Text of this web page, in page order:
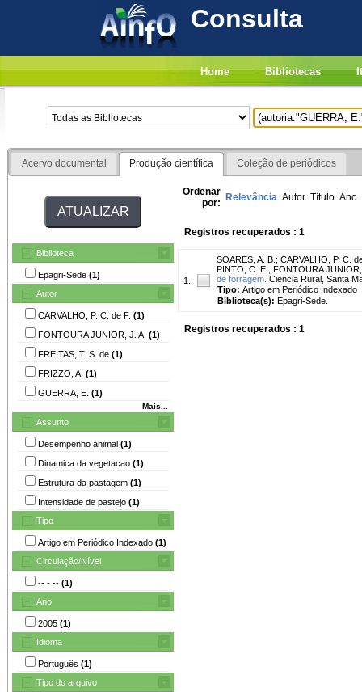
Consulta
Home Bibliotecas
Acervo documental Produção científica Coleção de periódicos
Biblioteca
Epagri-Sede (1)
Autor
CARVALHO, P. C. de F. (1)
FONTOURA JUNIOR, J. A. (1)
FREITAS, T. S. de (1)
FRIZZO, A. (1)
GUERRA, E. (1)
Mais...
Assunto
Desempenho animal (1)
Dinamica da vegetacao (1)
Estrutura da pastagem (1)
Intensidade de pastejo (1)
Tipo
Artigo em Periódico Indexado (1)
Circulação/Nível
-- - -- (1)
Ano
2005 (1)
Idioma
Português (1)
Tipo do arquivo
Ordenar
por: Relevância Autor Título Ano
Registros recuperados : 1
1.
SOARES, A. B. ; CARVALHO, P. C.
PINTO, C. E. ; FONTOURA
de forragem. Ciencia Rural, Santa
Tipo: Artigo em Periódico Indexado
Biblioteca(s): Epagri-Sede.
Registros recuperados : 1